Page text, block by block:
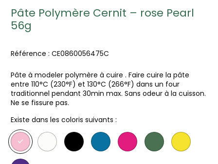
Pâte Polymère Cernit – rose Pearl
56g
Référence : CE0860056475C
Pâte à modeler polymère à cuire . Faire cuire la pâte
entre 110°C (230°F) et 130°C (266°F) dans un four
traditionnel pendant 30min max. Sans odeur à la cuisson.
Ne se fissure pas.
Existe dans les coloris suivants :